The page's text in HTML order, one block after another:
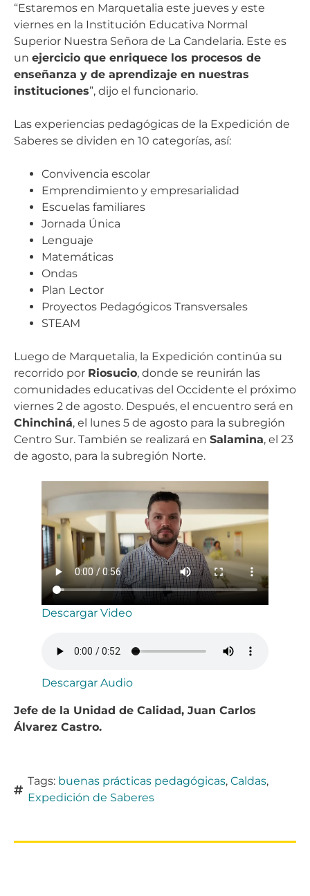
“Estaremos en Marquetalia este jueves y este
viernes en la Institución Educativa Normal
Superior Nuestra Señora de La Candelaria. Este es
un ejercicio que enriquece los procesos de
enseñanza y de aprendizaje en nuestras
instituciones”, dijo el funcionario.
Las experiencias pedagógicas de la Expedición de
Saberes se dividen en 10 categorías, así:
Convivencia escolar
Emprendimiento y empresarialidad
Escuelas familiares
Jornada Única
Lenguaje
Matemáticas
Ondas
Plan Lector
Proyectos Pedagógicos Transversales
STEAM
Luego de Marquetalia, la Expedición continúa su
recorrido por Riosucio, donde se reunirán las
comunidades educativas del Occidente el próximo
viernes 2 de agosto. Después, el encuentro será en
Chinchiná, el lunes 5 de agosto para la subregión
Centro Sur. También se realizará en Salamina, el 23
de agosto, para la subregión Norte.
Descargar Video
Descargar Audio
Jefe de la Unidad de Calidad, Juan Carlos
Álvarez Castro.
Tags: buenas prácticas pedagógicas, Caldas,
Expedición de Saberes